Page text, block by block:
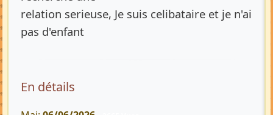
relation serieuse, Je suis celibataire et je n'ai
pas d'enfant
En détails